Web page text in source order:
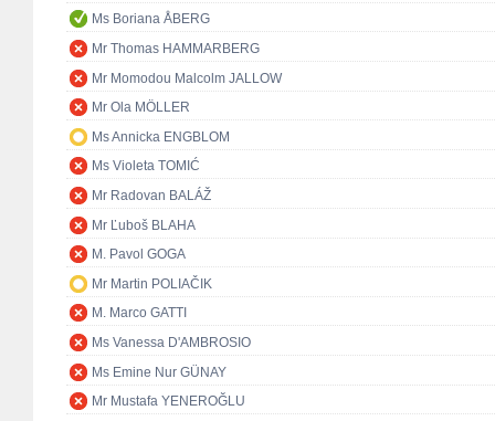
Ms Boriana ÅBERG
Mr Thomas HAMMARBERG
Mr Momodou Malcolm JALLOW
Mr Ola MÖLLER
Ms Annicka ENGBLOM
Ms Violeta TOMIĆ
Mr Radovan BALÁŽ
Mr Ľuboš BLAHA
M. Pavol GOGA
Mr Martin POLIAČIK
M. Marco GATTI
Ms Vanessa D'AMBROSIO
Ms Emine Nur GÜNAY
Mr Mustafa YENEROĞLU